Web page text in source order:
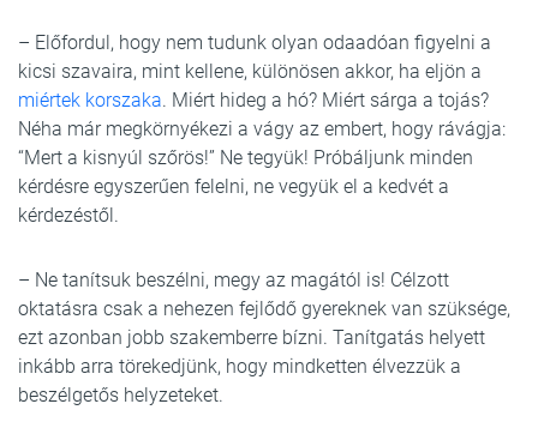
– Előfordul, hogy nem tudunk olyan odaadóan figyelni a
kicsi szavaira, mint kellene, különösen akkor, ha eljön a
miértek korszaka. Miért hideg a hó? Miért sárga a tojás?
Néha már megkörnyékezi a vágy az embert, hogy rávágja:
“Mert a kisnyúl szőrös!” Ne tegyük! Próbáljunk minden
kérdésre egyszerűen felelni, ne vegyük el a kedvét a
kérdezéstől.
– Ne tanítsuk beszélni, megy az magától is! Célzott
oktatásra csak a nehezen fejlődő gyereknek van szüksége,
ezt azonban jobb szakemberre bízni. Tanítgatás helyett
inkább arra törekedjünk, hogy mindketten élvezzük a
beszélgetős helyzeteket.